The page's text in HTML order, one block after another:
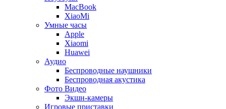
MacBook
XiaoMi
Умные часы
Apple
Xiaomi
Huawei
Аудио
Беспроводные наушники
Беспроводная акустика
Фото Видео
Экшн-камеры
Игровые приставки